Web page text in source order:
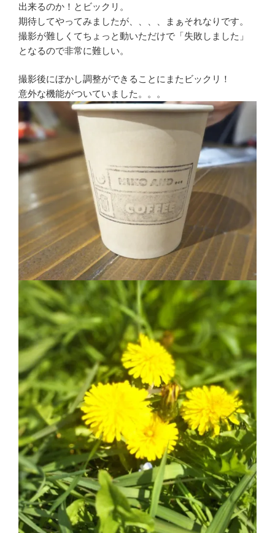
出来るのか！とビックリ。
期待してやってみましたが、、、、まぁそれなりです。
撮影が難しくてちょっと動いただけで「失敗しました」
となるので非常に難しい。
撮影後にぼかし調整ができることにまたビックリ！
意外な機能がついていました。。。